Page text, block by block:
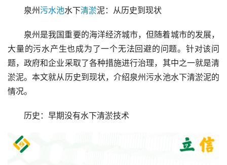
泉州污水池水下清淤泥：从历史到现状
泉州是我国重要的海洋经济城市，但随着城市的发展，
大量的污水产生也成为了一个无法回避的问题。针对该问
题，政府和企业采取了各种措施进行治理，其中之一就是清
淤泥。本文就从历史到现状，介绍泉州污水池水下清淤泥的
情况。
历史：早期没有水下清淤技术